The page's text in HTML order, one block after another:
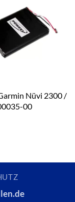
Nüvi 2300 /
00